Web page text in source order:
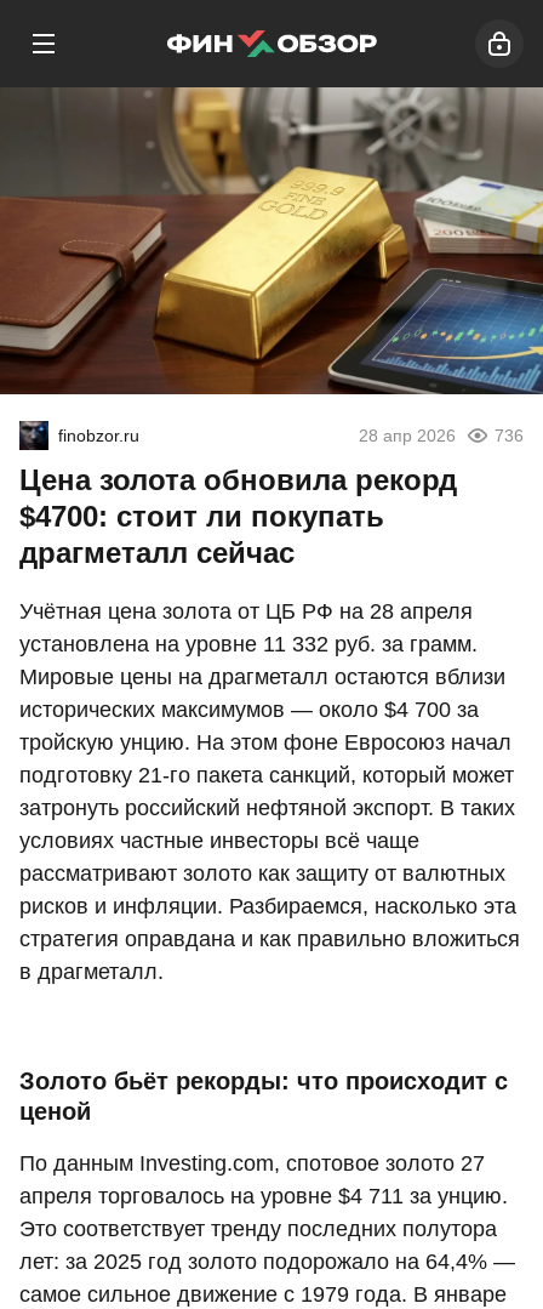
finobzor.ru 28 апр 2026 736
Цена золота обновила рекорд
$4700: стоит ли покупать
драгметалл сейчас
Учётная цена золота от ЦБ РФ на 28 апреля
установлена на уровне 11 332 руб. за грамм.
Мировые цены на драгметалл остаются вблизи
исторических максимумов — около $4 700 за
тройскую унцию. На этом фоне Евросоюз начал
подготовку 21-го пакета санкций, который может
затронуть российский нефтяной экспорт. В таких
условиях частные инвесторы всё чаще
рассматривают золото как защиту от валютных
рисков и инфляции. Разбираемся, насколько эта
стратегия оправдана и как правильно вложиться
в драгметалл.
Золото бьёт рекорды: что происходит с
ценой
По данным Investing.com, спотовое золото 27
апреля торговалось на уровне $4 711 за унцию.
Это соответствует тренду последних полутора
лет: за 2025 год золото подорожало на 64,4% —
самое сильное движение с 1979 года. В январе